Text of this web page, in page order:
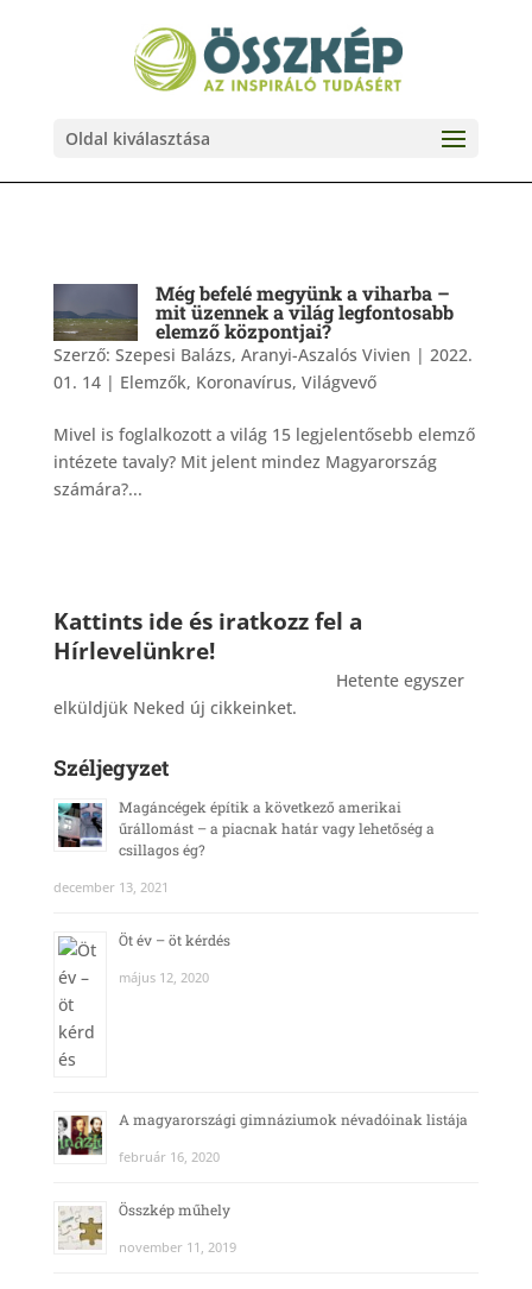
Oldal kiválasztása
Még befelé megyünk a viharba –
mit üzennek a világ legfontosabb
elemző központjai?
Szerző: Szepesi Balázs, Aranyi-Aszalós Vivien | 2022.
01. 14| Elemzők, Koronavírus, Világvevő
Mivel is foglalkozott a világ 15 legjelentősebb elemző
intézete tavaly? Mit jelent mindez Magyarország
számára?...
Kattints ide és iratkozz fel a
Hírlevelünkre!
Hetente egyszer
elküldjük Neked új cikkeinket.
Széljegyzet
Magáncégek építik a következő amerikai
űrállomást – a piacnak határ vagy lehetőség a
csillagos ég?
december 13, 2021
Öt év – öt kérdés
május 12, 2020
A magyarországi gimnáziumok névadóinak listája
február 16, 2020
Összkép műhely
november 11, 2019